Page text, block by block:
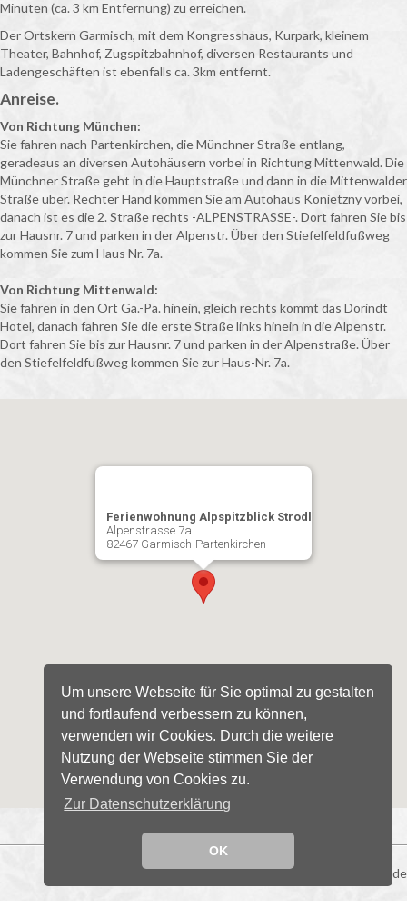
Um unsere Webseite für Sie optimal zu gestalten
und fortlaufend verbessern zu können,
verwenden wir Cookies. Durch die weitere
Nutzung der Webseite stimmen Sie der
Verwendung von Cookies zu.
Zur Datenschutzerklärung
OK
Minuten (ca. 3 km Entfernung) zu erreichen.
Der Ortskern Garmisch, mit dem Kongresshaus, Kurpark, kleinem
Theater, Bahnhof, Zugspitzbahnhof, diversen Restaurants und
Ladengeschäften ist ebenfalls ca. 3km entfernt.
Anreise.
Von Richtung München:
Sie fahren nach Partenkirchen, die Münchner Straße entlang,
geradeaus an diversen Autohäusern vorbei in Richtung Mittenwald. Die
Münchner Straße geht in die Hauptstraße und dann in die Mittenwalder
Straße über. Rechter Hand kommen Sie am Autohaus Konietzny vorbei,
danach ist es die 2. Straße rechts -ALPENSTRASSE-. Dort fahren Sie bis
zur Hausnr. 7 und parken in der Alpenstr. Über den Stiefelfeldfußweg
kommen Sie zum Haus Nr. 7a.
Von Richtung Mittenwald:
Sie fahren in den Ort Ga.-Pa. hinein, gleich rechts kommt das Dorindt
Hotel, danach fahren Sie die erste Straße links hinein in die Alpenstr.
Dort fahren Sie bis zur Hausnr. 7 und parken in der Alpenstraße. Über
den Stiefelfeldfußweg kommen Sie zur Haus-Nr. 7a.
Ferienwohnung Alpspitzblick Strodl
Alpenstrasse 7a
82467 Garmisch-Partenkirchen
© 2026 alpspitzblick-strodl.de